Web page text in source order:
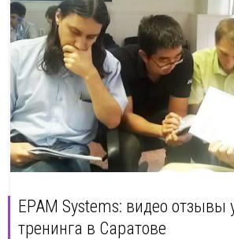
EPAM Systems: видео отзывы
тренинга в Саратове